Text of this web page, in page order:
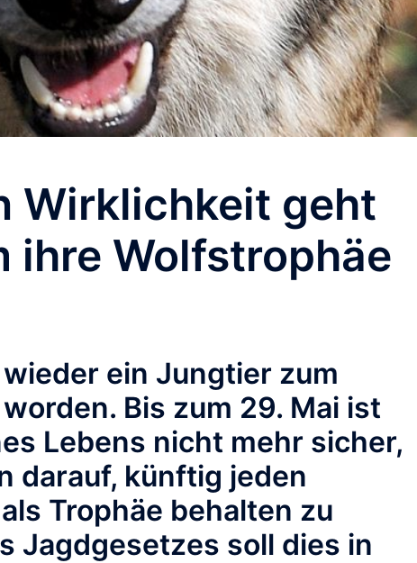
Wirklichkeit geht
ihre Wolfstrophäe
ein Jungtier zum
Bis zum 29. Mai ist
Lebens nicht mehr sicher,
darauf, künftig jeden
Trophäe behalten zu
Jagdgesetzes soll dies in